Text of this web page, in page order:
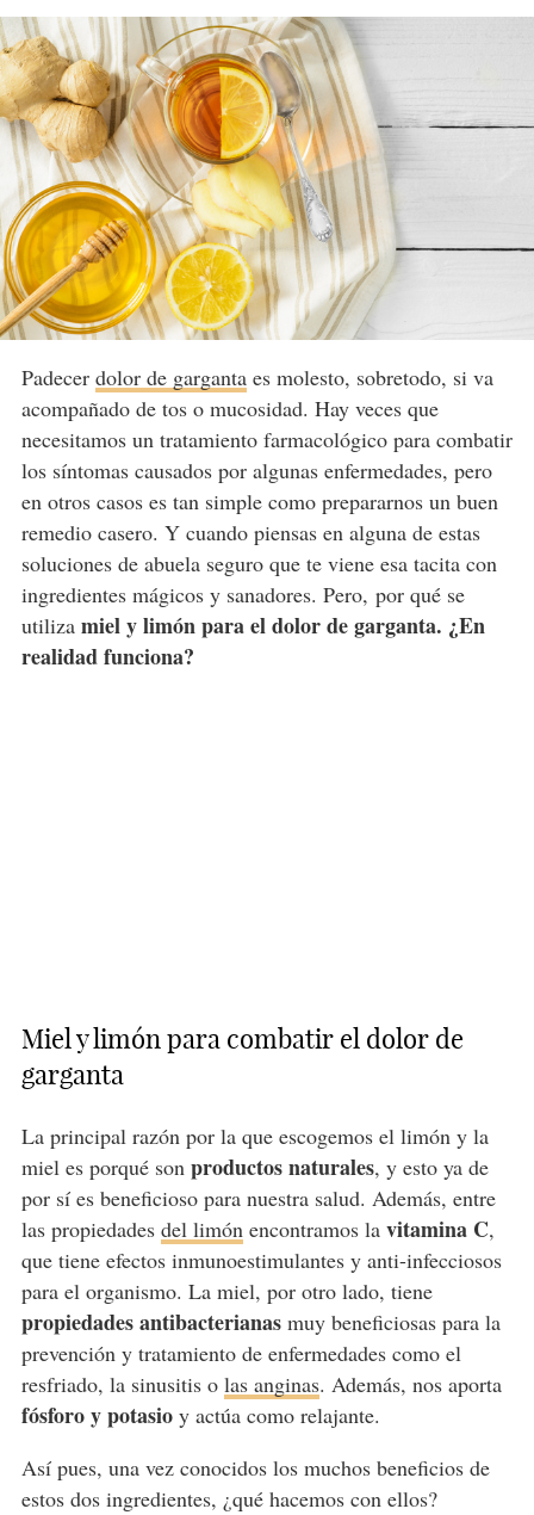
Padecer dolor de gargantaes molesto, sobretodo, si va
acompañado de tos o mucosidad. Hay veces que
necesitamos un tratamiento farmacológico para combatir
los síntomas causados por algunas enfermedades, pero
en otros casos es tan simple como prepararnos un buen
remedio casero. Y cuando piensas en alguna de estas
soluciones de abuela seguro que te viene esa tacita con
ingredientes mágicos y sanadores. Pero, por qué se
utilizamiel y limón para el dolor de garganta. ¿En
realidad funciona?
Miel y limón para combatir el dolor de
garganta
La principal razón por la que escogemos el limón y la
miel es porqué sonproductos naturales, y esto ya de
por sí es beneficioso para nuestra salud. Además, entre
las propiedades del limónencontramos la vitamina C,
que tiene efectos inmunoestimulantes y anti-infecciosos
para el organismo. La miel, por otro lado, tiene
propiedades antibacterianasmuy beneficiosas para la
prevención y tratamiento de enfermedades como el
resfriado, la sinusitis o las anginas. Además, nos aporta
fósforo y potasioy actúa como relajante.
Así pues, una vez conocidos los muchos beneficios de
estos dos ingredientes, ¿qué hacemos con ellos?